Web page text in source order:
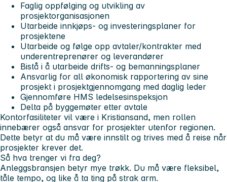
Faglig oppfølging og utvikling av
prosjektorganisasjonen
Utarbeide innkjøps- og investeringsplaner for
prosjektene
Utarbeide og følge opp avtaler/kontrakter med
underentreprenører og leverandører
Bistå i å utarbeide drifts- og bemanningsplaner
Ansvarlig for all økonomisk rapportering av sine
prosjekt i prosjektgjennomgang med daglig leder
Gjennomføre HMS ledelsesinspeksjon
Delta på byggemøter etter avtale
Kontorfasiliteter vil være i Kristiansand, men rollen
innebærer også ansvar for prosjekter utenfor regionen.
Dette betyr at du må være innstilt og trives med å reise når
prosjekter krever det.
Så hva trenger vi fra deg?
Anleggsbransjen betyr mye trøkk. Du må være fleksibel,
tåle tempo, og like å ta ting på strak arm.